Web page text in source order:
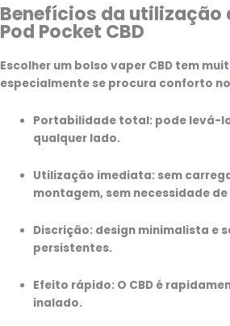
Benefícios da utilização
Pod Pocket CBD
Escolher um bolso vaper CBD tem
especialmente se procura conforto
Portabilidade total: pode levá-
qualquer lado.
Utilização imediata: sem
montagem, sem necessidade
Discrição: design minimalista e
persistentes.
Efeito rápido: O CBD é
inalado.